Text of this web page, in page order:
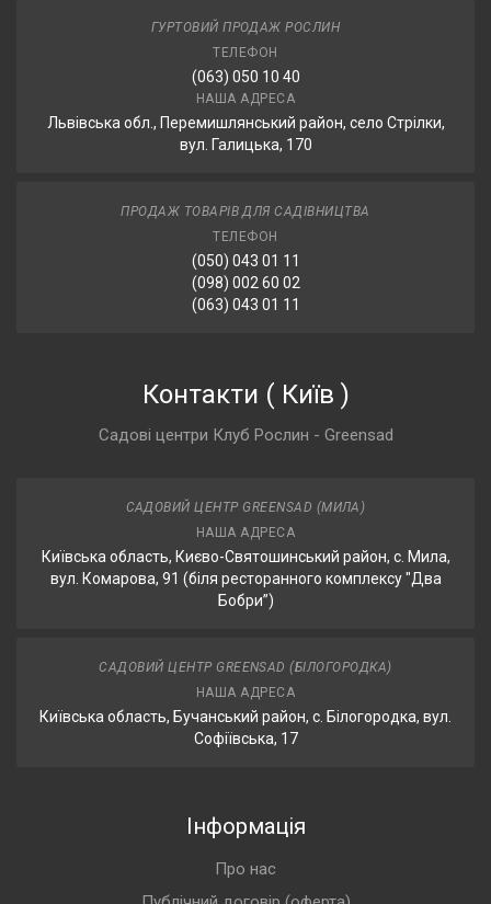
ГУРТОВИЙ ПРОДАЖ РОСЛИН
ТЕЛЕФОН
(063) 050 10 40
НАША АДРЕСА
Львівська обл., Перемишлянський район, село Стрілки,
вул. Галицька, 170
ПРОДАЖ ТОВАРІВ ДЛЯ САДІВНИЦТВА
ТЕЛЕФОН
(050) 043 01 11
(098) 002 60 02
(063) 043 01 11
Контакти ( Київ )
Садові центри Клуб Рослин - Greensad
САДОВИЙ ЦЕНТР GREENSAD (МИЛА)
НАША АДРЕСА
Київська область, Києво-Святошинський район, с. Мила,
вул. Комарова, 91 (біля ресторанного комплексу "Два
Бобри”)
САДОВИЙ ЦЕНТР GREENSAD (БІЛОГОРОДКА)
НАША АДРЕСА
Київська область, Бучанський район, с. Білогородка, вул.
Софіївська, 17
Інформація
Про нас